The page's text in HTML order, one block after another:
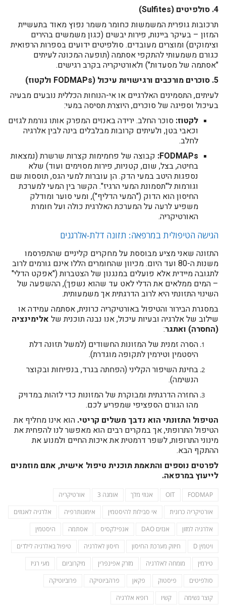
4. סולפיטים (Sulfites)
תרכובות גופרית המשמשות כחומר משמר נפוץ מאוד בתעשיית
המזון – בעיקר ביינות, פירות יבשים (כגון משמשים בהירים
וצימוקים) ומוצרים מעובדים. סולפיטים ידועים בספרות הרפואית
כגורם משמעותי להתקפי אסתמה (תופעה המכונה לעיתים
"אסתמה של מסעדות") ולאורטיקריה בקרב רגישים.
5. סוכרים מורכבים ורגישויות עיכול (FODMAPs ולקטוז)
לעיתים, התסמינים האלרגיים או אי-הנוחות הכללית נובעים מבעיה
בעיכול וספיגה של סוכרים, היוצרת תסיסה במעי:
לקטוז: סוכר החלב. ירידה באנזים המפרק אותו גורמת לגזים
וכאבי בטן, ולעיתים קרובות מבלבלים בינה לבין אלרגיה
לחלב.
FODMAPs: קבוצה של פחמימות קצרות שרשרת (נמצאות
בחיטה, בצל, שום, קטניות, פירות מסוימים ועוד) שלא
נספגות היטב במעי הדק. הן עוברות למעי הגס, תוססות שם
וגורמות ל"תסמונת המעי הרגיז". הקשר בין המעי למערכת
החיסון הוא הדוק ("המעי הדליף"), ומעי סוער ומודלק
משפיע לרעה על המערכת האלרגית כולה ועל חומרת
האורטיקריה.
הגישה הטיפולית במרפאה: תזונה דלת-אלרגנים
התזונה שאני מציע מבוססת על מחקרים קליניים שהתפרסמו
משנות ה-80 ועד היום. מכיוון שהחומרים הללו אינם גורמים לרוב
לתגובה מיידית אלא פועלים במנגנון של הצטברות ("אפקט הדלי"
– המים ממלאים את הדלי לאט עד שהוא נשפך), ההשפעה של
השינוי התזונתי היא לרוב הדרגתית אך משמעותית.
במסגרת הבירור והטיפול באורטיקריה כרונית, אסתמה עמידה או
שילוב של אלרגיה ובעיות עיכול, אנו נבנה תוכנית של אלימינציה
(החסרה) ואתגר:
הסרה זמנית של המזונות החשודים (למשל תזונה דלת
היסטמין וטירמין לתקופה מוגדרת).
בחינת השיפור הקליני (הפחתה בגרד, בנפיחות ובקוצר
הנשימה).
החזרה הדרגתית ומבוקרת של המזונות כדי לזהות במדויק
מהו הגורם הספציפי שמפריע לכם.
הטיפול התזונתי הוא נדבך משלים קריטי. הוא אינו מחליף את
הטיפול התרופתי, אך במקרים רבים הוא מאפשר לנו להפחית את
מינוני התרופות, לשפר דרמטית את איכות החיים ולמנוע את
ההתקף הבא.
לפרטים נוספים והתאמת תוכנית טיפול אישית, אתם מוזמנים
לייעוץ במרפאה.
FODMAP
OIT אגוזי מלך אומגה 3
אורטיקריה
אורטיקריה כרונית
אי סבילות להיסטמין אימונותרפיה
אלרגיה לאגוזים
אלרגיה למזון
אנזים DAO אנפילקסיס אסתמה
היסטמין
ויטמין D
חיזוק מערכת החיסון חיסון לאלרגיה
טיפול באלרגיה לילדים
טירמין
מומחה לאלרגיה מזרק אפינפרין מיקרוביום
מעי רגיז
סולפיטים
פיסטוק פקאן פרהביוטיקה
פרוביוטיקה
קוצר נשימה
קשיו רופא אלרגיה